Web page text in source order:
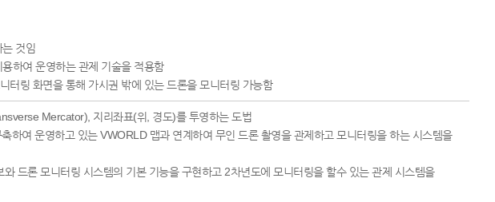
것임
하여 운영하는 관제 기술을 적용함
터링 화면을 통해 가시권 밖에 있는 드론을 모니터링 가능함
Mercator), 지리좌표(위, 경도)를 투영하는 도법
하여 운영하고 있는 VWORLD 맵과 연계하여 무인 드론 촬영을 관제하고 모니터링을 하는 시스템을
드론 모니터링 시스템의 기본 기능을 구현하고 2차년도에 모니터링을 할수 있는 관제 시스템을